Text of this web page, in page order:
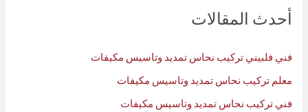
ث
عأحدث المقالات
فني فلبيني تركيب نحاس تمديد وتاسيس مكيفات
معلم تركيب نحاس تمديد وتاسيس مكيفات
فني تركيب نحاس تمديد وتاسيس مكيفات